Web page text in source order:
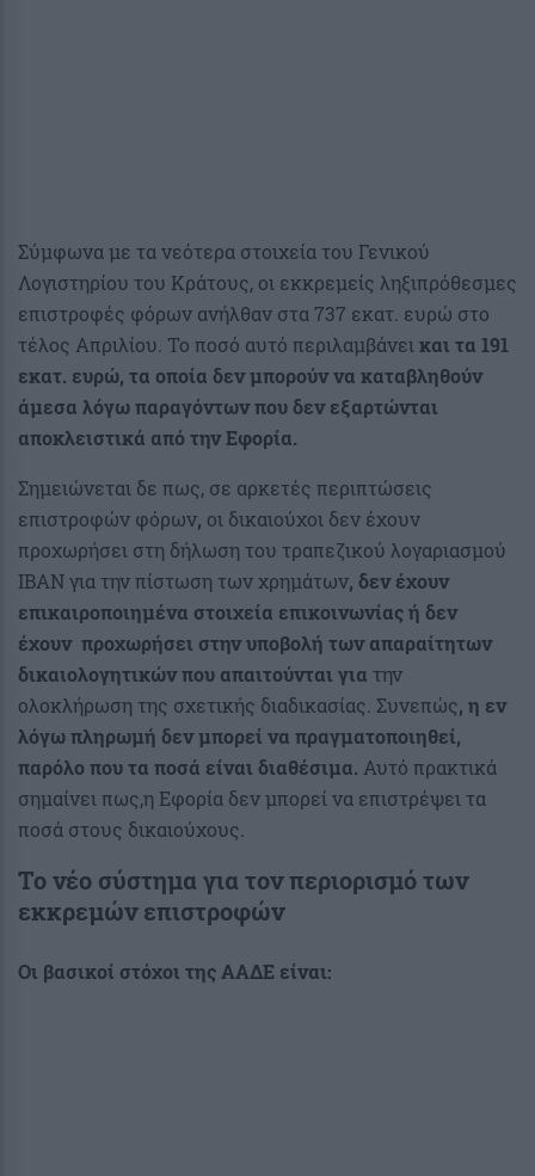
Σύμφωνα με τα νεότερα στοιχεία του Γενικού
Λογιστηρίου του Κράτους, οι εκκρεμείς ληξιπρόθεσμες
επιστροφές φόρων ανήλθαν στα 737 εκατ. ευρώ στο
τέλος Απριλίου. Το ποσό αυτό περιλαμβάνει και τα 191
εκατ. ευρώ, τα οποία δεν μπορούν να καταβληθούν
άμεσα λόγω παραγόντων που δεν εξαρτώνται
αποκλειστικά από την Εφορία.
Σημειώνεται δε πως, σε αρκετές περιπτώσεις
επιστροφών φόρων, οι δικαιούχοι δεν έχουν
προχωρήσει στη δήλωση του τραπεζικού λογαριασμού
IBAN για την πίστωση των χρημάτων, δεν έχουν
επικαιροποιημένα στοιχεία επικοινωνίας ή δεν
έχουν προχωρήσει στην υποβολή των απαραίτητων
δικαιολογητικών που απαιτούνται για την
ολοκλήρωση της σχετικής διαδικασίας. Συνεπώς, η εν
λόγω πληρωμή δεν μπορεί να πραγματοποιηθεί,
παρόλο που τα ποσά είναι διαθέσιμα. Αυτό πρακτικά
σημαίνει πως,η Εφορία δεν μπορεί να επιστρέψει τα
ποσά στους δικαιούχους.
Το νέο σύστημα για τον περιορισμό των
εκκρεμών επιστροφών
Οι βασικοί στόχοι της ΑΑΔΕ είναι: